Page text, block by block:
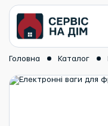
Головна Каталог